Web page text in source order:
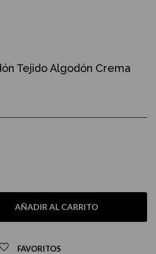
Tejido Algodón Crema
AÑADIR AL CARRITO
FAVORITOS